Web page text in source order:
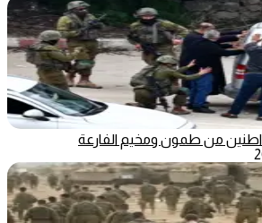
من طمون ومخيم الفارعة